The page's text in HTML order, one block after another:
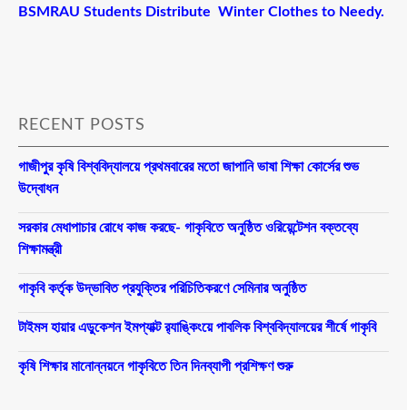
BSMRAU Students Distribute Winter Clothes to Needy.
RECENT POSTS
গাজীপুর কৃষি বিশ্ববিদ্যালয়ে প্রথমবারের মতো জাপানি ভাষা শিক্ষা কোর্সের শুভ
উদ্বোধন
সরকার মেধাপাচার রোধে কাজ করছে- গাকৃবিতে অনুষ্ঠিত ওরিয়েন্টেশন বক্তব্যে
শিক্ষামন্ত্রী
গাকৃবি কর্তৃক উদ্ভাবিত প্রযুক্তির পরিচিতিকরণে সেমিনার অনুষ্ঠিত
টাইমস হায়ার এডুকেশন ইমপ্যাক্ট র‍্যাঙ্কিংয়ে পাবলিক বিশ্ববিদ্যালয়ের শীর্ষে গাকৃবি
কৃষি শিক্ষার মানোন্নয়নে গাকৃবিতে তিন দিনব্যাপী প্রশিক্ষণ শুরু